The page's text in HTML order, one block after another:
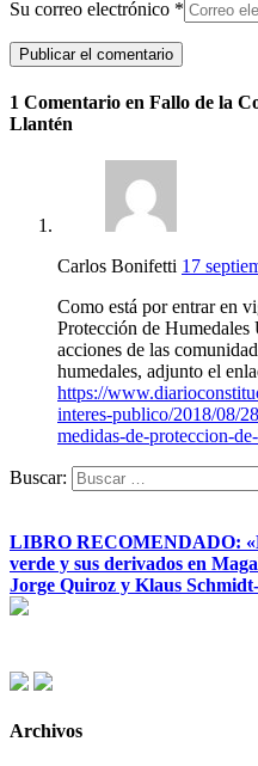
Su correo electrónico *
1 Comentario en Fallo de la
Llantén
Carlos Bonifetti 17
Como está por entrar en
Protección de Humedales
acciones de las
humedales, adjunto el
https://
interes-publico/2018/08/
medidas-de-proteccion-
Buscar:
LIBRO RECOMENDADO:
verde y sus derivados en
Jorge Quiroz y Klaus
Archivos